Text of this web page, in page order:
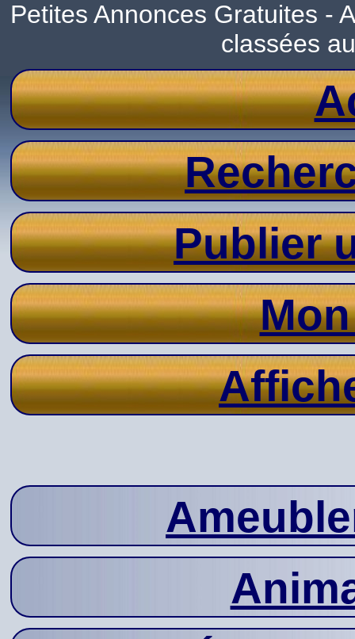
Petites Annonces Gratuites -
classées
Publier